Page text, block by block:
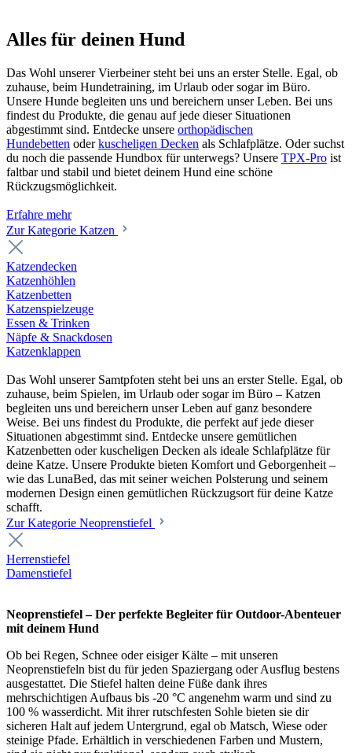
Alles für deinen Hund
Das Wohl unserer Vierbeiner steht bei uns an erster Stelle. Egal, ob
zuhause, beim Hundetraining, im Urlaub oder sogar im Büro.
Unsere Hunde begleiten uns und bereichern unser Leben. Bei uns
findest du Produkte, die genau auf jede dieser Situationen
abgestimmt sind. Entdecke unsere orthopädischen
Hundebetten oderkuscheligen Decken als Schlafplätze. Oder suchst
du noch die passende Hundbox für unterwegs? Unsere TPX-Pro ist
faltbar und stabil und bietet deinem Hund eine schöne
Rückzugsmöglichkeit.
Erfahre mehr
Zur Kategorie Katzen
Katzendecken
Katzenhöhlen
Katzenbetten
Katzenspielzeuge
Essen & Trinken
Näpfe & Snackdosen
Katzenklappen
Das Wohl unserer Samtpfoten steht bei uns an erster Stelle. Egal, ob
zuhause, beim Spielen, im Urlaub oder sogar im Büro – Katzen
begleiten uns und bereichern unser Leben auf ganz besondere
Weise. Bei uns findest du Produkte, die perfekt auf jede dieser
Situationen abgestimmt sind. Entdecke unsere gemütlichen
Katzenbetten oder kuscheligen Decken als ideale Schlafplätze für
deine Katze. Unsere Produkte bieten Komfort und Geborgenheit –
wie das LunaBed, das mit seiner weichen Polsterung und seinem
modernen Design einen gemütlichen Rückzugsort für deine Katze
schafft.
Zur Kategorie Neoprenstiefel
Herrenstiefel
Damenstiefel
Neoprenstiefel – Der perfekte Begleiter für Outdoor-Abenteuer
mit deinem Hund
Ob bei Regen, Schnee oder eisiger Kälte – mit unseren
Neoprenstiefeln bist du für jeden Spaziergang oder Ausflug bestens
ausgestattet. Die Stiefel halten deine Füße dank ihres
mehrschichtigen Aufbaus bis -20 °C angenehm warm und sind zu
100 % wasserdicht. Mit ihrer rutschfesten Sohle bieten sie dir
sicheren Halt auf jedem Untergrund, egal ob Matsch, Wiese oder
steinige Pfade. Erhältlich in verschiedenen Farben und Mustern,